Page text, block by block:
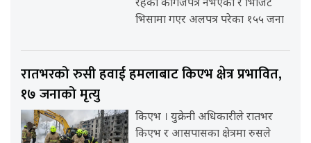
रहेका कागजपत्र नभएका र भिजिट
भिसामा गएर अलपत्र परेका १५५ जना
रातभरको रुसी हवाई हमलाबाट किएभ क्षेत्र प्रभावित,
१७ जनाको मृत्यु
किएभ । युक्रेनी अधिकारीले रातभर
किएभ र आसपासका क्षेत्रमा रुसले